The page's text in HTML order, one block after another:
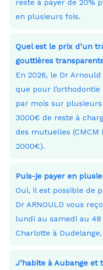
reste à payer de 20%
en plusieurs fois.
Quel est le prix d’un
gouttières
En 2026, le Dr
que pour
par mois sur
3000€ de reste à
des mutuelles (CMCM
2000€).
Puis-je payer en
Oui, il est possible de
Dr ARNOULD vous
lundi au samedi au 48
Charlotte à
J’habite à Aubange